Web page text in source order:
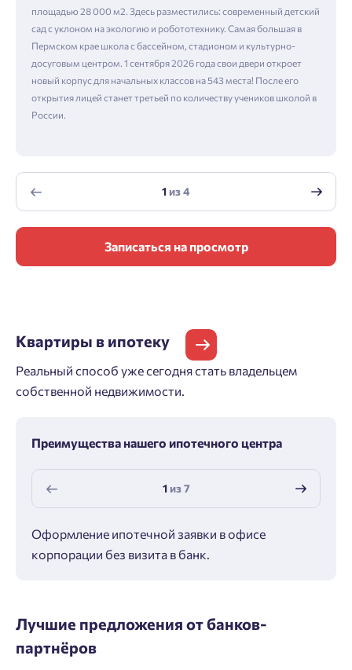
площадью 28 000 м2. Здесь разместились: современный детский
сад с уклоном на экологию и робототехнику. Самая большая в
Пермском крае школа с бассейном, стадионом и культурно-
досуговым центром. 1 сентября 2026 года свои двери откроет
новый корпус для начальных классов на 543 места! После его
открытия лицей станет третьей по количеству учеников школой в
России.
1из4
Записаться на просмотр
Квартиры в ипотеку
Реальный способ уже сегодня стать владельцем
собственной недвижимости.
Преимущества нашего ипотечного центра
1из7
Оформление ипотечной заявки в офисе
корпорации без визита в банк.
Лучшие предложения от банков-
партнёров